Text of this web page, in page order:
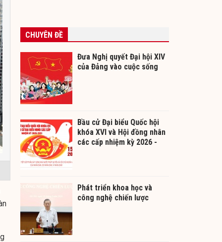
CHUYÊN ĐỀ
Đưa Nghị quyết Đại hội XIV
của Đảng vào cuộc sống
Bầu cử Đại biểu Quốc hội
khóa XVI và Hội đồng nhân
các cấp nhiệm kỳ 2026 -
Phát triển khoa học và
công nghệ chiến lược